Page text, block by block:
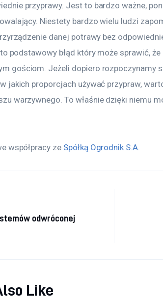
przyprawy. Jest to bardzo ważne,
Niestety bardzo wielu ludzi
danej potrawy bez
podstawowy błąd który może sprawić,
gościom. Jeżeli dopiero rozpoczynamy
jakich proporcjach używać przypraw,
warzywnego. To właśnie dzięki niemu
współpracy ze Spółką Ogrodnik S.A.
wpisu
odwróconej
Like